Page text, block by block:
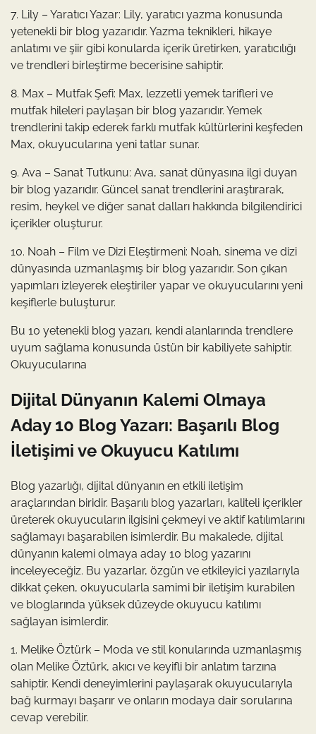
7. Lily – Yaratıcı Yazar: Lily, yaratıcı yazma konusunda
yetenekli bir blog yazarıdır. Yazma teknikleri, hikaye
anlatımı ve şiir gibi konularda içerik üretirken, yaratıcılığı
ve trendleri birleştirme becerisine sahiptir.
8. Max – Mutfak Şefi: Max, lezzetli yemek tarifleri ve
mutfak hileleri paylaşan bir blog yazarıdır. Yemek
trendlerini takip ederek farklı mutfak kültürlerini keşfeden
Max, okuyucularına yeni tatlar sunar.
9. Ava – Sanat Tutkunu: Ava, sanat dünyasına ilgi duyan
bir blog yazarıdır. Güncel sanat trendlerini araştırarak,
resim, heykel ve diğer sanat dalları hakkında bilgilendirici
içerikler oluşturur.
10. Noah – Film ve Dizi Eleştirmeni: Noah, sinema ve dizi
dünyasında uzmanlaşmış bir blog yazarıdır. Son çıkan
yapımları izleyerek eleştiriler yapar ve okuyucularını yeni
keşiflerle buluşturur.
Bu 10 yetenekli blog yazarı, kendi alanlarında trendlere
uyum sağlama konusunda üstün bir kabiliyete sahiptir.
Okuyucularına
Dijital Dünyanın Kalemi Olmaya
Aday 10 Blog Yazarı: Başarılı Blog
İletişimi ve Okuyucu Katılımı
Blog yazarlığı, dijital dünyanın en etkili iletişim
araçlarından biridir. Başarılı blog yazarları, kaliteli içerikler
üreterek okuyucuların ilgisini çekmeyi ve aktif katılımlarını
sağlamayı başarabilen isimlerdir. Bu makalede, dijital
dünyanın kalemi olmaya aday 10 blog yazarını
inceleyeceğiz. Bu yazarlar, özgün ve etkileyici yazılarıyla
dikkat çeken, okuyucularla samimi bir iletişim kurabilen
ve bloglarında yüksek düzeyde okuyucu katılımı
sağlayan isimlerdir.
1. Melike Öztürk – Moda ve stil konularında uzmanlaşmış
olan Melike Öztürk, akıcı ve keyifli bir anlatım tarzına
sahiptir. Kendi deneyimlerini paylaşarak okuyucularıyla
bağ kurmayı başarır ve onların modaya dair sorularına
cevap verebilir.